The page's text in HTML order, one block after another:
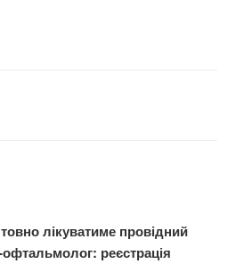
лікуватиме провідний
офтальмолог: реєстрація